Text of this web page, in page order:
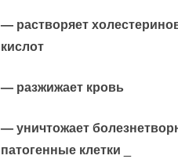
— растворяет
кислот
— разжижает кровь
— уничтожает
патогенные клетки _